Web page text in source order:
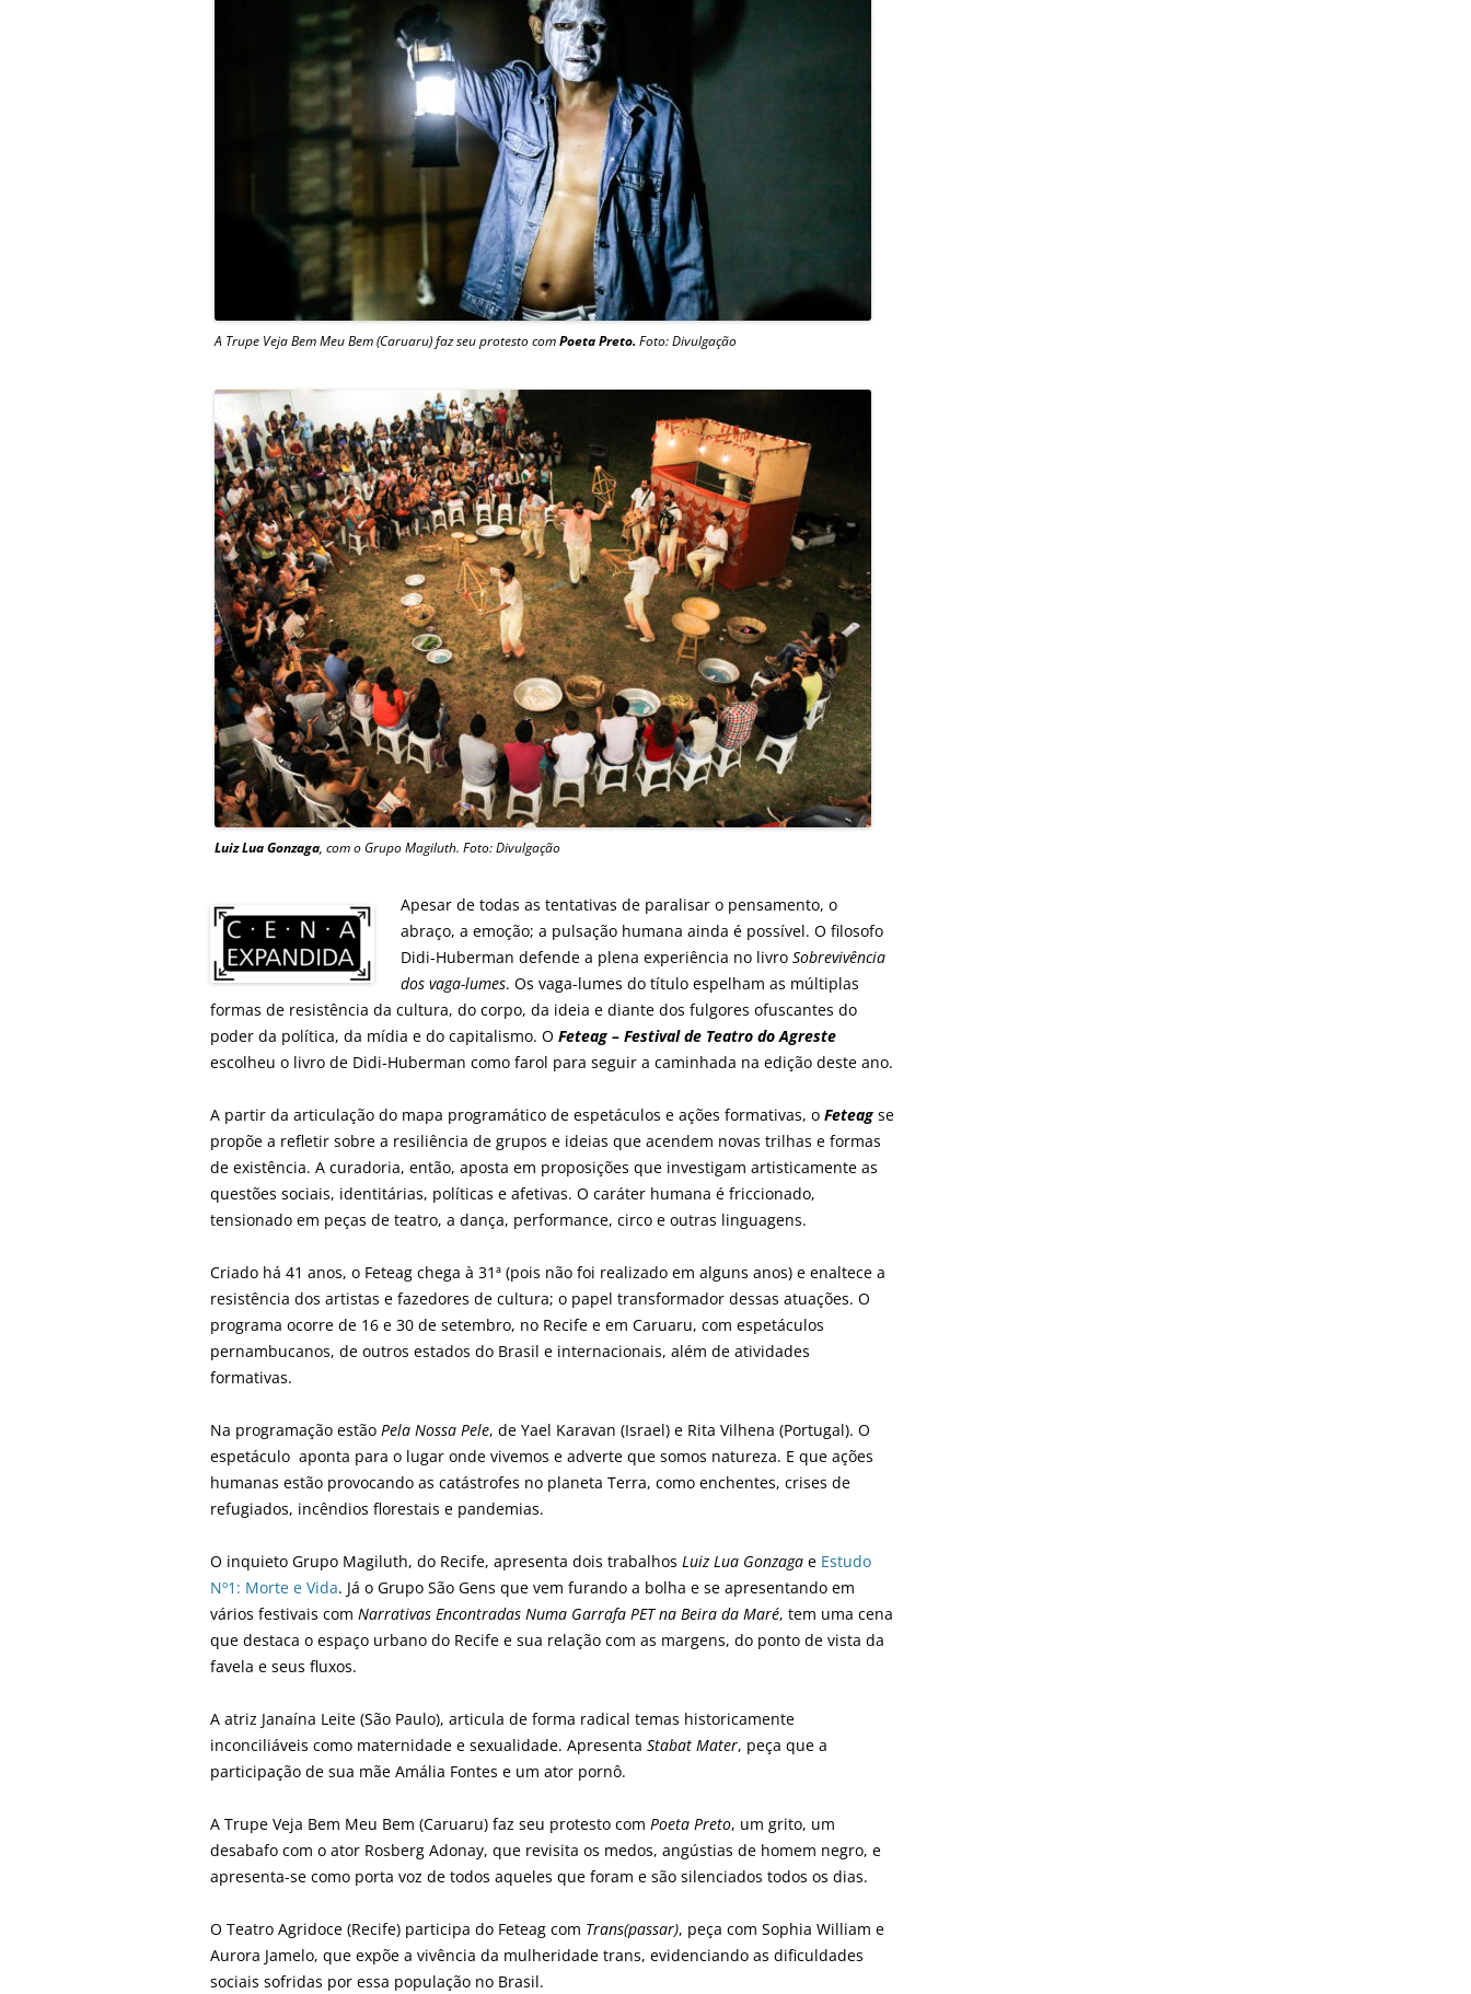
A Trupe Veja Bem Meu Bem (Caruaru) faz seu protesto comPoeta Preto. Foto: Divulgação
Luiz Lua Gonzaga, com o GrupoMagiluth. Foto: Divulgação
Apesar de todas as tentativas de paralisar o pensamento, o
abraço, a emoção; a pulsação humana ainda é possível. O filosofo
Didi-Huberman defende a plena experiência no livro Sobrevivência
dos vaga-lumes. Os vaga-lumes do título espelham as múltiplas
formas de resistência da cultura, do corpo, da ideia e diante dos fulgores ofuscantes do
poder da política, da mídia e do capitalismo. O Feteag – Festival de Teatro do Agreste
escolheu o livro de Didi-Huberman como farol para seguir a caminhada na edição deste ano.
A partir da articulação do mapa programático de espetáculos e ações formativas, o Feteag se
propõe a refletir sobre a resiliência de grupos e ideias que acendem novas trilhas e formas
de existência. A curadoria, então, aposta em proposições que investigam artisticamente as
questões sociais, identitárias, políticas e afetivas. O caráter humana é friccionado,
tensionado em peças de teatro, a dança, performance, circo e outras linguagens.
Criado há 41 anos, o Feteag chega à 31ª (pois não foi realizado em alguns anos) e enaltece a
resistência dos artistas e fazedores de cultura; o papel transformador dessas atuações. O
programa ocorre de 16 e 30 de setembro, no Recife e em Caruaru, com espetáculos
pernambucanos, de outros estados do Brasil e internacionais, além de atividades
formativas.
Na programação estão Pela Nossa Pele, de Yael Karavan (Israel) e Rita Vilhena (Portugal). O
espetáculo aponta para o lugar onde vivemos e adverte que somos natureza. E que ações
humanas estão provocando as catástrofes no planeta Terra, como enchentes, crises de
refugiados, incêndios florestais e pandemias.
O inquieto Grupo Magiluth, do Recife, apresenta dois trabalhos Luiz Lua Gonzaga e Estudo
Nº1: Morte e Vida. Já o Grupo São Gens que vem furando a bolha e se apresentando em
vários festivais com Narrativas Encontradas Numa Garrafa PET na Beira da Maré, tem uma cena
que destaca o espaço urbano do Recife e sua relação com as margens, do ponto de vista da
favela e seus fluxos.
A atriz Janaína Leite (São Paulo), articula de forma radical temas historicamente
inconciliáveis como maternidade e sexualidade. Apresenta Stabat Mater, peça que a
participação de sua mãe Amália Fontes e um ator pornô.
A Trupe Veja Bem Meu Bem (Caruaru) faz seu protesto com Poeta Preto, um grito, um
desabafo com o ator Rosberg Adonay, que revisita os medos, angústias de homem negro, e
apresenta-se como porta voz de todos aqueles que foram e são silenciados todos os dias.
O Teatro Agridoce (Recife) participa do Feteag com Trans(passar), peça com Sophia William e
Aurora Jamelo, que expõe a vivência da mulheridade trans, evidenciando as dificuldades
sociais sofridas por essa população no Brasil.